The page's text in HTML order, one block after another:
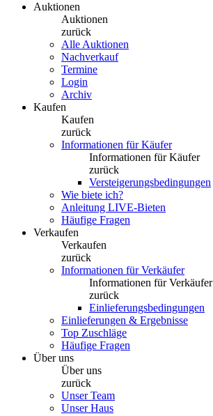
Auktionen
Auktionen
zurück
Alle Auktionen
Nachverkauf
Termine
Login
Archiv
Kaufen
Kaufen
zurück
Informationen für Käufer
Informationen für Käufer
zurück
Versteigerungsbedingungen
Wie biete ich?
Anleitung LIVE-Bieten
Häufige Fragen
Verkaufen
Verkaufen
zurück
Informationen für Verkäufer
Informationen für Verkäufer
zurück
Einlieferungsbedingungen
Einlieferungen & Ergebnisse
Top Zuschläge
Häufige Fragen
Über uns
Über uns
zurück
Unser Team
Unser Haus